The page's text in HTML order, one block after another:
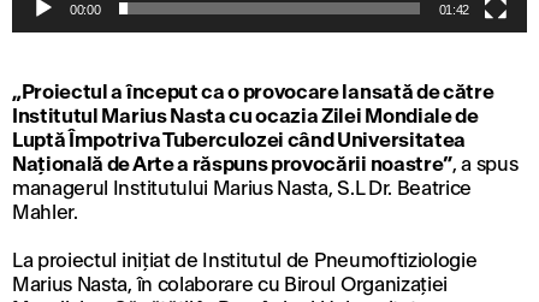
00:00 01:42
„Proiectul a început ca o provocare lansată de către
Institutul Marius Nasta cu ocazia Zilei Mondiale de
Luptă Împotriva Tuberculozei când Universitatea
Naţională de Arte a răspuns provocării noastre”, a spus
managerul Institutului Marius Nasta, S.L Dr. Beatrice
Mahler.
La proiectul iniţiat de Institutul de Pneumoftiziologie
Marius Nasta, în colaborare cu Biroul Organizaţiei